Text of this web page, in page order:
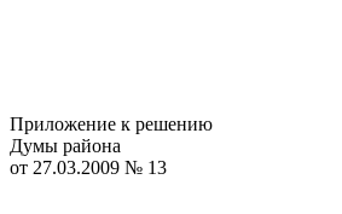
Приложение к решению
Думы района
от 27.03.2009 № 13